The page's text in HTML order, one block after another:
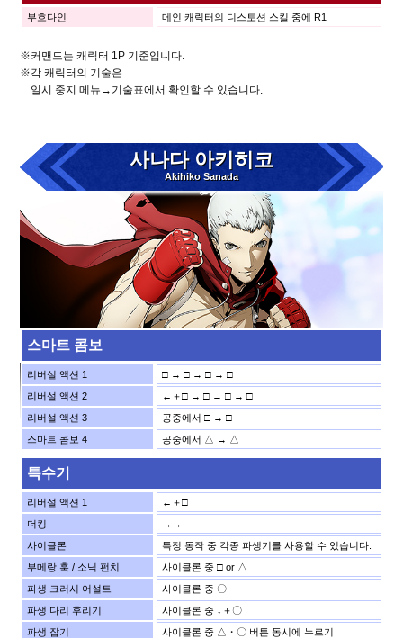
부흐다인 메인 캐릭터의 디스토션 스킬 중에 R1
※커맨드는 캐릭터 1P 기준입니다.
※각 캐릭터의 기술은
일시 중지 메뉴→기술표에서 확인할 수 있습니다.
사나다 아키히코
Akihiko Sanada
스마트 콤보
리버설 액션 1
□ → □ → □ → □
리버설 액션 2
←＋□ → □ → □ → □
리버설 액션 3
공중에서 □ → □
스마트 콤보 4
공중에서 △ → △
특수기
리버설 액션 1
←＋□
더킹
→→
사이클론
특정 동작 중 각종 파생기를 사용할 수 있습니다.
부메랑 훅 / 소닉 펀치
사이클론 중 □ or △
파생 크러시 어설트
사이클론 중 〇
파생 다리 후리기
사이클론 중 ↓＋〇
파생 잡기
사이클론 중 △・〇 버튼 동시에 누르기